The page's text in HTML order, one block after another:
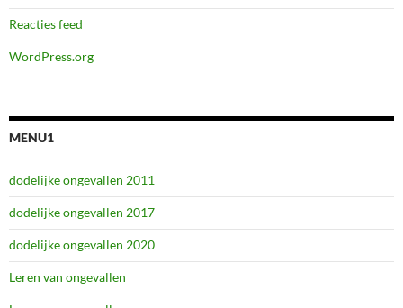
Reacties feed
WordPress.org
MENU1
dodelijke ongevallen 2011
dodelijke ongevallen 2017
dodelijke ongevallen 2020
Leren van ongevallen